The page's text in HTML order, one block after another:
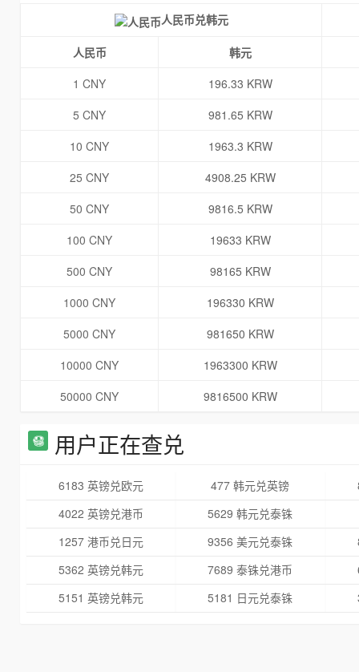
人民币兑韩元
人民币
韩元
1 CNY
196.33 KRW
5 CNY
981.65 KRW
10 CNY
1963.3 KRW
25 CNY
4908.25 KRW
50 CNY
9816.5 KRW
100 CNY
19633 KRW
500 CNY
98165 KRW
1000 CNY
196330 KRW
5000 CNY
981650 KRW
10000 CNY
1963300 KRW
50000 CNY
9816500 KRW
用户正在查兑
6183 英镑兑欧元 477 韩元兑英镑
4022 英镑兑港币
5629 韩元兑泰铢
1257 港币兑日元
9356 美元兑泰铢
5362 英镑兑韩元
7689 泰铢兑港币
5151 英镑兑韩元
5181 日元兑泰铢